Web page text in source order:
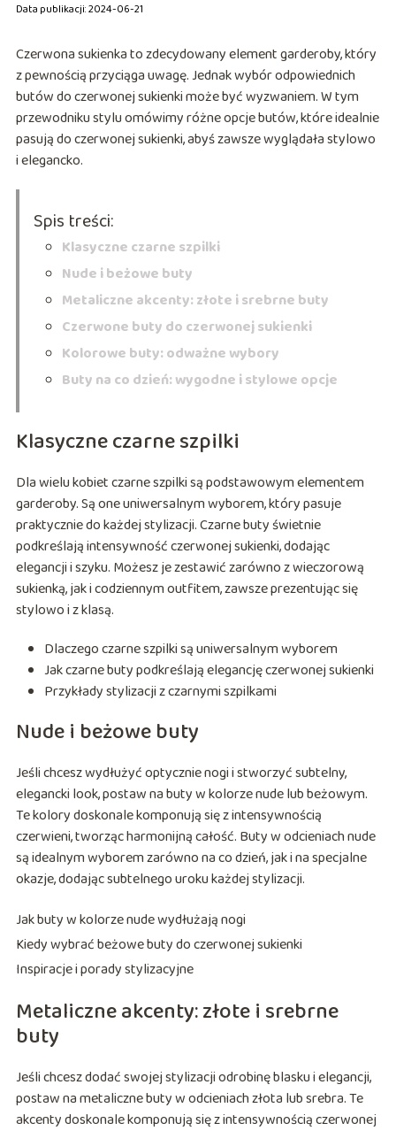
Data publikacji: 2024-06-21
Czerwona sukienka to zdecydowany element garderoby, który
z pewnością przyciąga uwagę. Jednak wybór odpowiednich
butów do czerwonej sukienki może być wyzwaniem. W tym
przewodniku stylu omówimy różne opcje butów, które idealnie
pasują do czerwonej sukienki, abyś zawsze wyglądała stylowo
i elegancko.
Spis treści:
Klasyczne czarne szpilki
Nude i beżowe buty
Metaliczne akcenty: złote i srebrne buty
Czerwone buty do czerwonej sukienki
Kolorowe buty: odważne wybory
Buty na co dzień: wygodne i stylowe opcje
Klasyczne czarne szpilki
Dla wielu kobiet czarne szpilki są podstawowym elementem
garderoby. Są one uniwersalnym wyborem, który pasuje
praktycznie do każdej stylizacji. Czarne buty świetnie
podkreślają intensywność czerwonej sukienki, dodając
elegancji i szyku. Możesz je zestawić zarówno z wieczorową
sukienką, jak i codziennym outfitem, zawsze prezentując się
stylowo i z klasą.
Dlaczego czarne szpilki są uniwersalnym wyborem
Jak czarne buty podkreślają elegancję czerwonej sukienki
Przykłady stylizacji z czarnymi szpilkami
Nude i beżowe buty
Jeśli chcesz wydłużyć optycznie nogi i stworzyć subtelny,
elegancki look, postaw na buty w kolorze nude lub beżowym.
Te kolory doskonale komponują się z intensywnością
czerwieni, tworząc harmonijną całość. Buty w odcieniach nude
są idealnym wyborem zarówno na co dzień, jak i na specjalne
okazje, dodając subtelnego uroku każdej stylizacji.
Jak buty w kolorze nude wydłużają nogi
Kiedy wybrać beżowe buty do czerwonej sukienki
Inspiracje i porady stylizacyjne
Metaliczne akcenty: złote i srebrne
buty
Jeśli chcesz dodać swojej stylizacji odrobinę blasku i elegancji,
postaw na metaliczne buty w odcieniach złota lub srebra. Te
akcenty doskonale komponują się z intensywnością czerwonej